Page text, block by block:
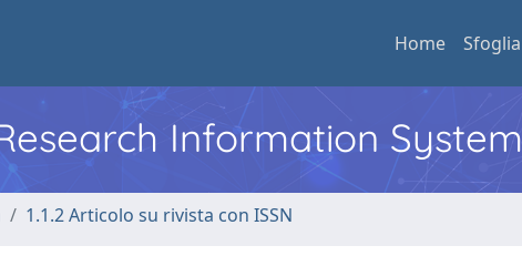
Home Sfoglia
Information System
1.1.2 Articolo su rivista con ISSN